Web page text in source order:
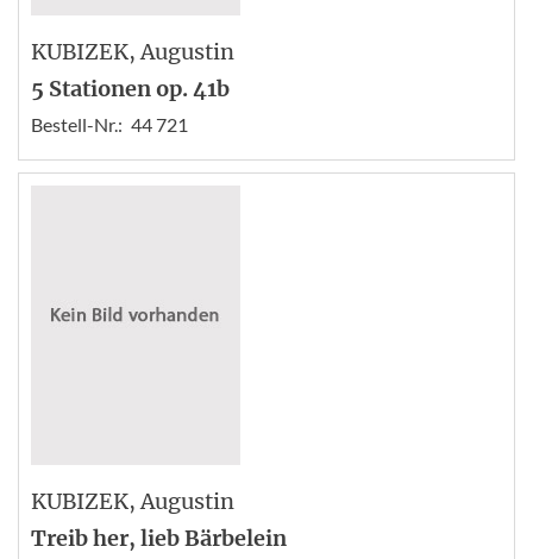
KUBIZEK, Augustin
5 Stationen op. 41b
Bestell-Nr.: 44 721
KUBIZEK, Augustin
Treib her, lieb Bärbelein